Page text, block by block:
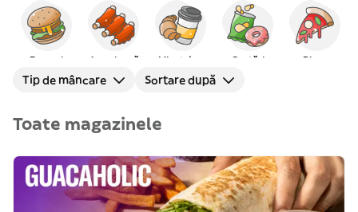
Burgeri Americană Mic dejun Gustări Pizza
Tip de mâncare Sortare după
Toate magazinele